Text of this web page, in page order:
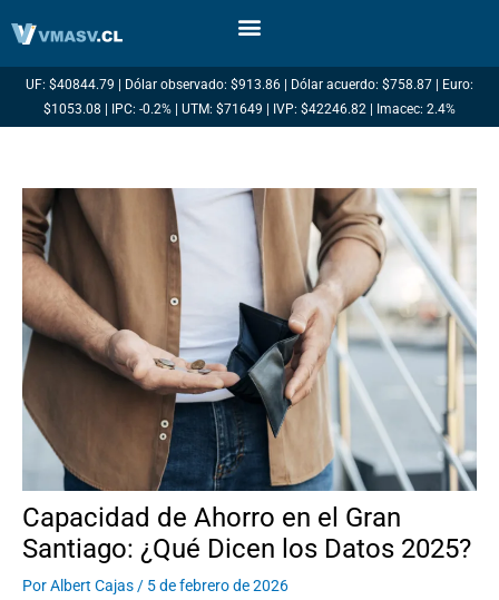
UF: $40844.79 | Dólar observado: $913.86 | Dólar acuerdo: $758.87 | Euro:
$1053.08 | IPC: -0.2% | UTM: $71649 | IVP: $42246.82 | Imacec: 2.4%
Capacidad de Ahorro en el Gran
Santiago: ¿Qué Dicen los Datos 2025?
PorAlbert Cajas/ 5 de febrero de 2026